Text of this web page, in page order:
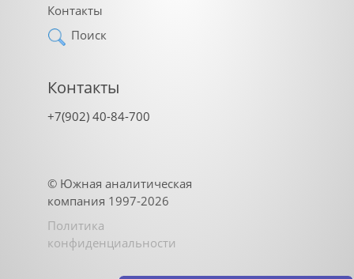
Контакты
Поиск
Контакты
+7(902) 40-84-700
© Южная аналитическая
компания 1997-2026
Политика
конфиденциальности